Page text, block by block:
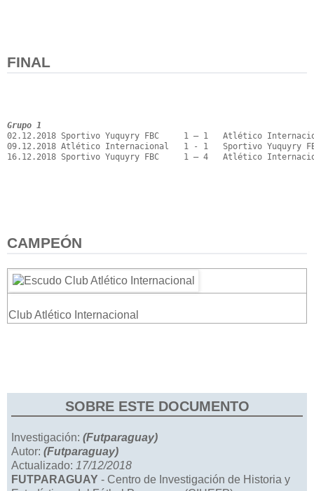
FINAL
Grupo 1
02.12.2018 Sportivo Yuquyry FBC     1 – 1   Atlético
09.12.2018 Atlético Internacional   1 - 1   Sportivo Yuquyry
16.12.2018 Sportivo Yuquyry FBC     1 – 4   Atlético
CAMPEÓN
Club Atlético Internacional
SOBRE ESTE DOCUMENTO
Investigación: (Futparaguay)
Autor: (Futparaguay)
Actualizado: 17/12/2018
FUTPARAGUAY - Centro de Investigación de Historia y